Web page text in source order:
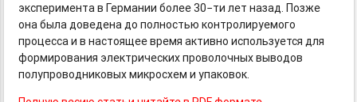
эксперимента в Германии более 30−ти лет назад. Позже
она была доведена до полностью контролируемого
процесса и в настоящее время активно используется для
формирования электрических проволочных выводов
полупроводниковых микросхем и упаковок.